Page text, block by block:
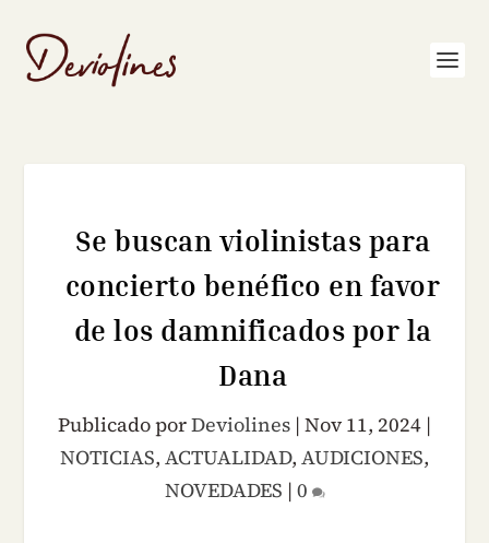
Se buscan violinistas para
concierto benéfico en favor
de los damnificados por la
Dana
Publicado porDeviolines | Nov 11, 2024 |
NOTICIAS, ACTUALIDAD, AUDICIONES,
NOVEDADES | 0